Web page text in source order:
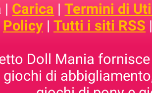
| Carica |Termini di
Policy | Tutti i siti RSS
Doll Mania
giochi di